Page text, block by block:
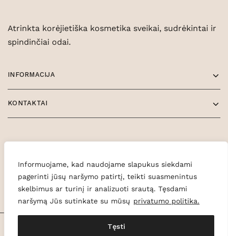
Informuojame, kad naudojame slapukus siekdami
pagerinti jūsų naršymo patirtį, teikti suasmenintus
skelbimus ar turinį ir analizuoti srautą. Tęsdami
naršymą Jūs sutinkate su mūsų privatumo politika.
Tęsti
Atrinkta korėjietiška kosmetika sveikai, sudrėkintai ir
spindinčiai odai.
INFORMACIJA
KONTAKTAI
© 2026 Glowe